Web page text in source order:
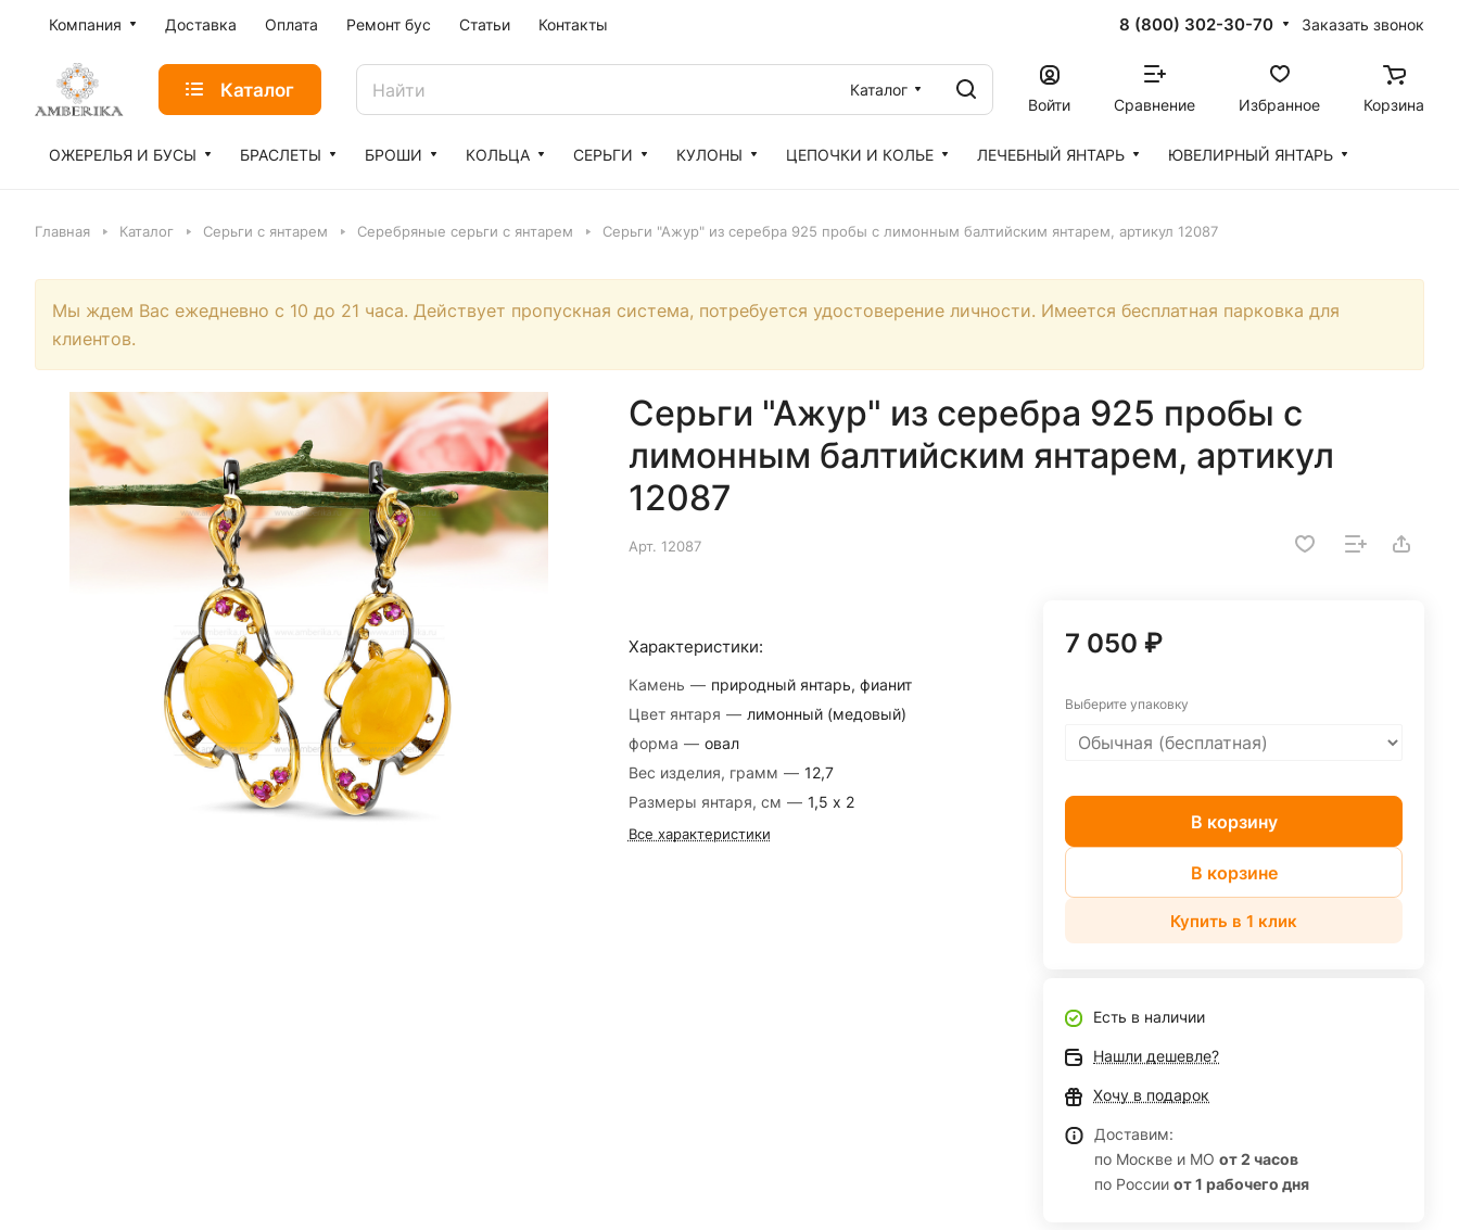
Компания Доставка Оплата Ремонт бус Статьи Контакты 8 (800) 302-30-70 Заказать звонок
Каталог
Каталог
Войти
Сравнение Избранное Корзина
ОЖЕРЕЛЬЯ И БУСЫ БРАСЛЕТЫ БРОШИ КОЛЬЦА СЕРЬГИ КУЛОНЫ ЦЕПОЧКИ И КОЛЬЕ ЛЕЧЕБНЫЙ ЯНТАРЬ ЮВЕЛИРНЫЙ ЯНТАРЬ
Главная Каталог Серьги с янтарем Серебряные серьги с янтарем Серьги "Ажур" из серебра 925 пробы с лимонным балтийским янтарем, артикул 12087
Мы ждем Вас ежедневно с 10 до 21 часа. Действует пропускная система, потребуется удостоверение личности. Имеется бесплатная парковка для
клиентов.
Серьги "Ажур" из серебра 925 пробы с
лимонным балтийским янтарем, артикул
12087
Арт. 12087
Характеристики:
Камень — природный янтарь, фианит
Цвет янтаря — лимонный (медовый)
форма — овал
Вес изделия, грамм — 12,7
Размеры янтаря, см — 1,5 х 2
Все характеристики
7 050 ₽
Выберите упаковку
В корзину
В корзине
Купить в 1 клик
Есть в наличии
Нашли дешевле?
Хочу в подарок
Доставим:
по Москве и МОот 2 часов
по Россииот 1 рабочего дня